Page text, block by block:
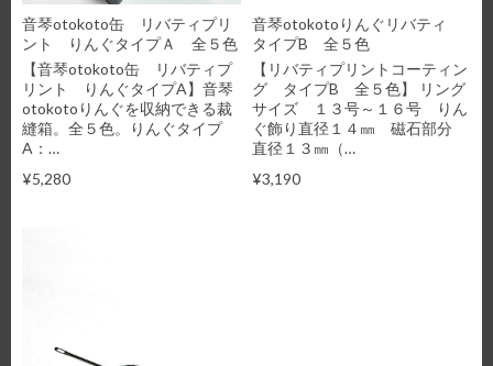
音琴otokoto缶 リバティプリ
ント りんぐタイプＡ 全５色
【音琴otokoto缶 リバティプ
リント りんぐタイプA】音琴
otokotoりんぐを収納できる裁
縫箱。全５色。りんぐタイプ
A：…
¥5,280
音琴otokotoりんぐリバティ
タイプB 全５色
【リバティプリントコーティン
グ タイプB 全５色】 リング
サイズ １３号～１６号 りん
ぐ飾り直径１４㎜ 磁石部分
直径１３㎜（…
¥3,190